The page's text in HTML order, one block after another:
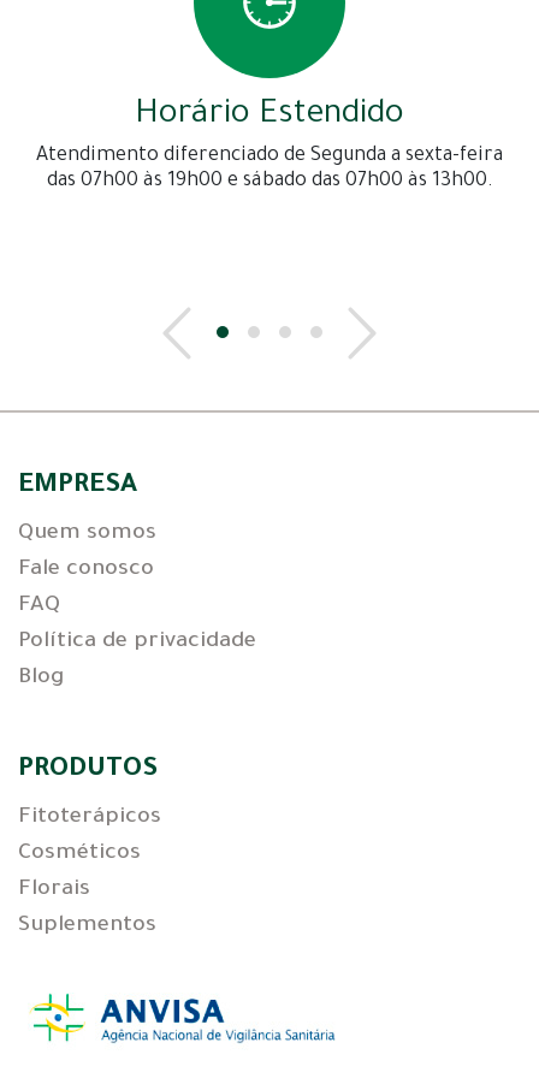
Horário Estendido
Atendimento diferenciado de Segunda a sexta-feira
das 07h00 às 19h00 e sábado das 07h00 às 13h00.
EMPRESA
Quem somos
Fale conosco
FAQ
Política de privacidade
Blog
PRODUTOS
Fitoterápicos
Cosméticos
Florais
Suplementos